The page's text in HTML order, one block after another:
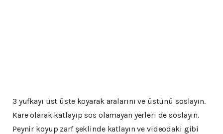
3 yufkayı üst üste koyarak aralarını ve üstünü soslayın.
Kare olarak katlayıp sos olamayan yerleri de soslayın.
Peynir koyup zarf şeklinde katlayın ve videodaki gibi